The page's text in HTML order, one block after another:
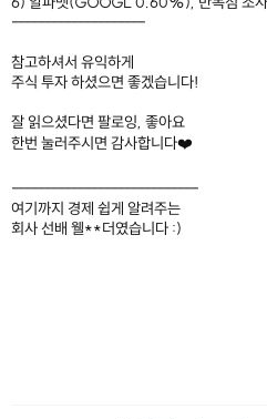
--------------------
참고하셔서 유익하게
주식 투자 하셨으면 좋겠습니다!
잘 읽으셨다면 팔로잉, 좋아요
한번 눌러주시면 감사합니다❤️
----------------------------
여기까지 경제 쉽게 알려주는
회사 선배 웰**더였습니다 :)